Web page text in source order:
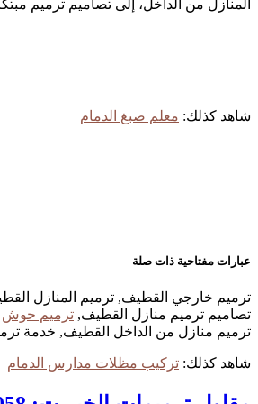
المنازل من الداخل، إلى تصاميم ترميم
شاهد كذلك: معلم صبغ الدمام
عبارات مفتاحية ذات صلة
ترميم خارجي القطيف, ترميم المنازل
تصاميم ترميم منازل القطيف, ترميم حوش
ترميم منازل من الداخل القطيف, خدمة
شاهد كذلك: تركيب مظلات مدارس الدمام